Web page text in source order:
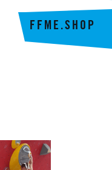
FFME.SHOP